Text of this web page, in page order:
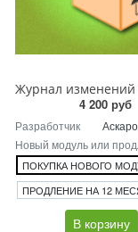
4 200 руб
Разработчик
Новый модуль или
ПОКУПКА НОВОГО
ПРОДЛЕНИЕ НА 12
В корзину